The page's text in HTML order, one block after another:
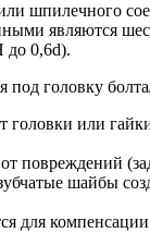
шпилечного
являются
до 0,6d).
под головку
головки или
повреждений
шайбы
для